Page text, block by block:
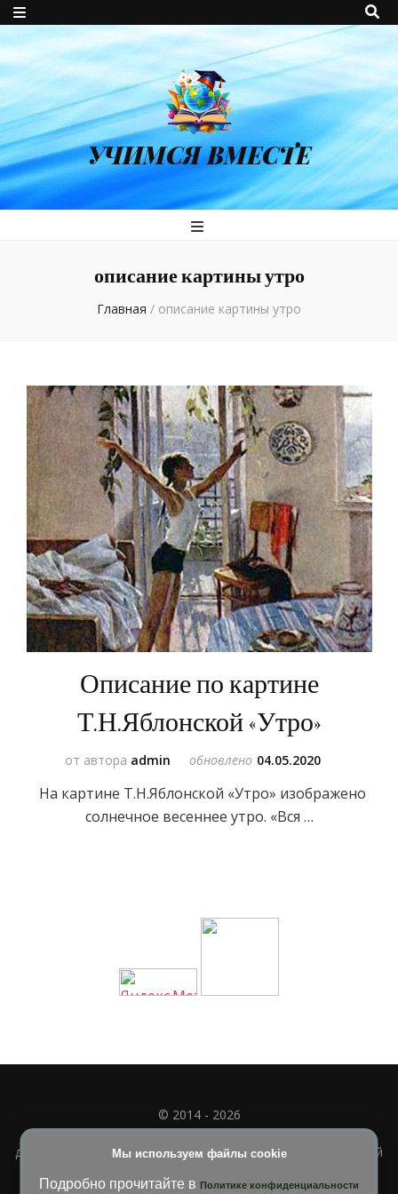
УЧИМСЯ ВМЕСТЕ
описание картины утро
Главная / описание картины утро
Описание по картине
Т.Н.Яблонской «Утро»
от автора admin обновлено 04.05.2020
На картине Т.Н.Яблонской «Утро» изображено
солнечное весеннее утро. «Вся …
Мы используем файлы cookie
Подробно прочитайте в Политике конфиденциальности
© 2014 - 2026
Полное или частичное использование материала
допускается только при наличии активной и индексируемой